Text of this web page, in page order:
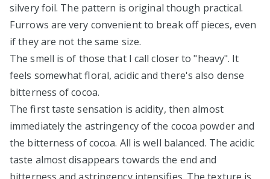
silvery foil. The pattern is original though practical.
Furrows are very convenient to break off pieces, even
if they are not the same size.
The smell is of those that I call closer to "heavy". It
feels somewhat floral, acidic and there's also dense
bitterness of cocoa.
The first taste sensation is acidity, then almost
immediately the astringency of the cocoa powder and
the bitterness of cocoa. All is well balanced. The acidic
taste almost disappears towards the end and
bitterness and astringency intensifies. The texture is